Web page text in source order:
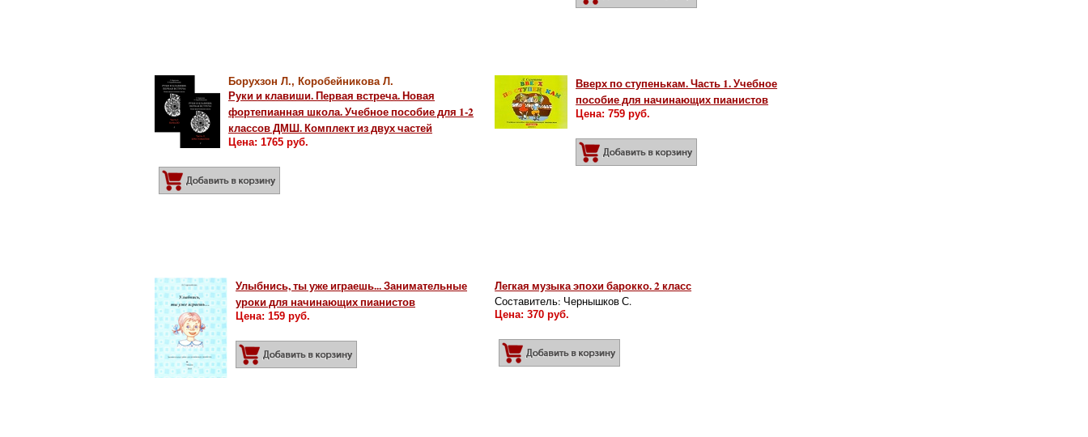
Борухзон Л., Коробейникова Л.
Руки и клавиши. Первая встреча. Новая
фортепианная школа. Учебное пособие для 1-2
классов ДМШ. Комплект из двух частей
Цена: 1765 руб.
Вверх по ступенькам. Часть 1. Учебное
пособие для начинающих пианистов
Цена: 759 руб.
Улыбнись, ты уже играешь... Занимательные
уроки для начинающих пианистов
Цена: 159 руб.
Легкая музыка эпохи барокко. 2 класс
Составитель: Чернышков С.
Цена: 370 руб.